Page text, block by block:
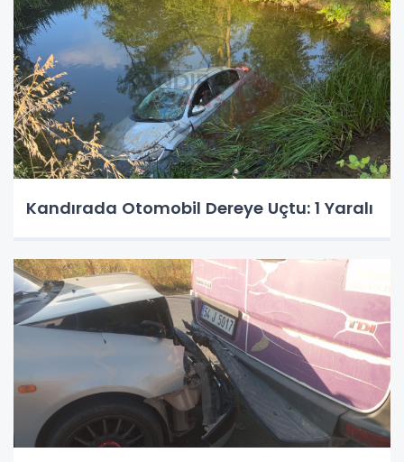
Kandırada Otomobil Dereye Uçtu: 1 Yaralı